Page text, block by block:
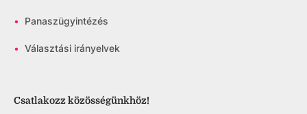
• Panaszügyintézés
• Választási irányelvek
Csatlakozz közösségünkhöz!